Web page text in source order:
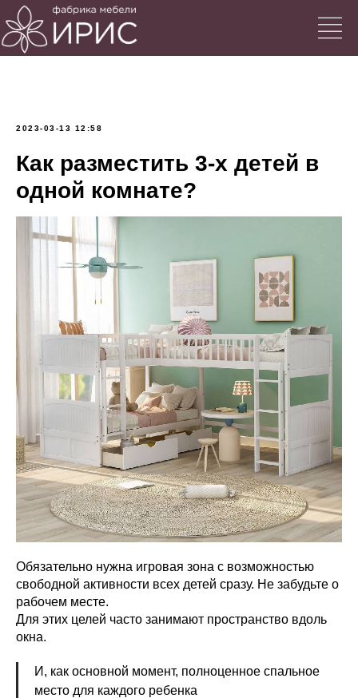
2023-03-13 12:58
Как разместить 3-х детей в
одной комнате?
Обязательно нужна игровая зона с возможностью
свободной активности всех детей сразу. Не забудьте о
рабочем месте.
Для этих целей часто занимают пространство вдоль
окна.
И, как основной момент, полноценное спальное
место для каждого ребенка